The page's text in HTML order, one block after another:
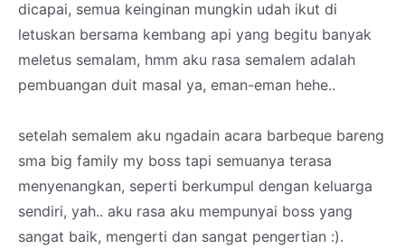
dicapai, semua keinginan mungkin udah ikut di
letuskan bersama kembang api yang begitu banyak
meletus semalam, hmm aku rasa semalem adalah
pembuangan duit masal ya, eman-eman hehe..
setelah semalem aku ngadain acara barbeque bareng
sma big family my boss tapi semuanya terasa
menyenangkan, seperti berkumpul dengan keluarga
sendiri, yah.. aku rasa aku mempunyai boss yang
sangat baik, mengerti dan sangat pengertian :).